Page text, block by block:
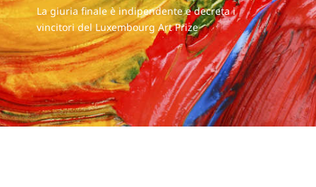
La giuria finale è indipendente e decreta i
vincitori del Luxembourg Art Prize